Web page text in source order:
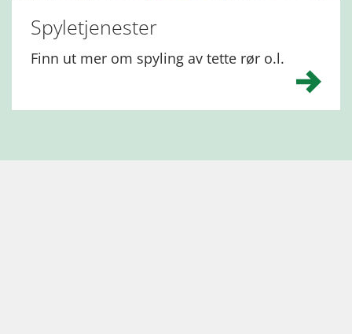
Spyletjenester
Finn ut mer om spyling av tette rør o.l.